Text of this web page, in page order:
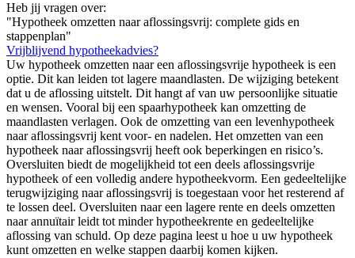
Heb jij vragen over:
"Hypotheek omzetten naar aflossingsvrij: complete gids en
stappenplan"
Vrijblijvend hypotheekadvies?
Uw hypotheek omzetten naar een aflossingsvrije hypotheek is een
optie. Dit kan leiden tot lagere maandlasten. De wijziging betekent
dat u de aflossing uitstelt. Dit hangt af van uw persoonlijke situatie
en wensen. Vooral bij een spaarhypotheek kan omzetting de
maandlasten verlagen. Ook de omzetting van een levenhypotheek
naar aflossingsvrij kent voor- en nadelen. Het omzetten van een
hypotheek naar aflossingsvrij heeft ook beperkingen en risico’s.
Oversluiten biedt de mogelijkheid tot een deels aflossingsvrije
hypotheek of een volledig andere hypotheekvorm. Een gedeeltelijke
terugwijziging naar aflossingsvrij is toegestaan voor het resterend af
te lossen deel. Oversluiten naar een lagere rente en deels omzetten
naar annuïtair leidt tot minder hypotheekrente en gedeeltelijke
aflossing van schuld. Op deze pagina leest u hoe u uw hypotheek
kunt omzetten en welke stappen daarbij komen kijken.